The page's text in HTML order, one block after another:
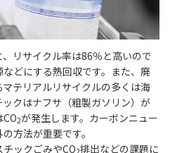
リサイクル率は86％と高いので
どにする熱回収です。また、廃
テリアルリサイクルの多くは海
クはナフサ（粗製ガソリン）が
2が発生します。カーボンニュー
方法が重要です。
ックごみやCO 排出などの課題に